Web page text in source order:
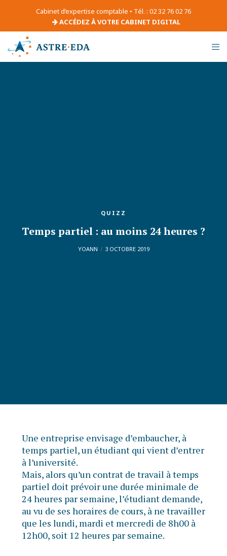
Cabinet d’expertise comptable • Tél. : 02 32 76 02 76
ACCÉDEZ À VOTRE CABINET DIGITAL
QUIZZ
Temps partiel : au moins 24 heures ?
YOANN 3 OCTOBRE 2019
Une entreprise envisage d’embaucher, à
temps partiel, un étudiant qui vient d’entrer
à l’université.
Mais, alors qu’un contrat de travail à temps
partiel doit prévoir une durée minimale de
24 heures par semaine, l’étudiant demande,
au vu de ses horaires de cours, à ne travailler
que les lundi, mardi et mercredi de 8h00 à
12h00, soit 12 heures par semaine.